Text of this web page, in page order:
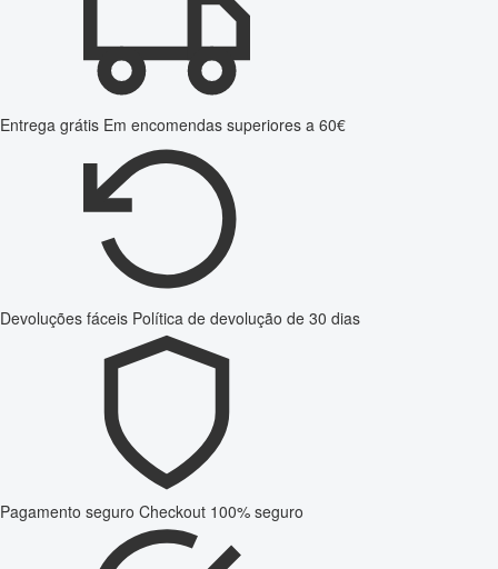
Entrega grátis Em encomendas superiores a 60€
Devoluções fáceis Política de devolução de 30 dias
Pagamento seguro Checkout 100% seguro